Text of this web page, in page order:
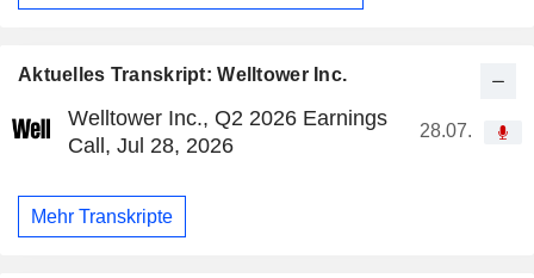
Aktuelles Transkript: Welltower Inc.
Welltower Inc., Q2 2026 Earnings
Call, Jul 28, 2026
28.07.
Mehr Transkripte